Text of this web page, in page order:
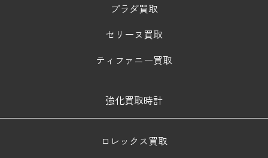
プラダ買取
セリーヌ買取
ティファニー買取
強化買取時計
ロレックス買取